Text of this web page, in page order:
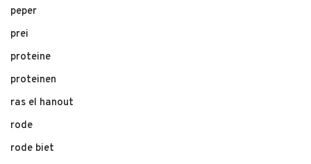
peper
prei
proteine
proteinen
ras el hanout
rode
rode biet